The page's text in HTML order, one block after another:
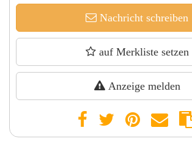
Nachricht schreiben
auf Merkliste setzen
Anzeige melden